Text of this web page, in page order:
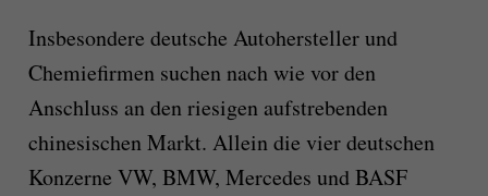
Insbesondere deutsche Autohersteller und
Chemiefirmen suchen nach wie vor den
Anschluss an den riesigen aufstrebenden
chinesischen Markt. Allein die vier deutschen
Konzerne VW, BMW, Mercedes und BASF